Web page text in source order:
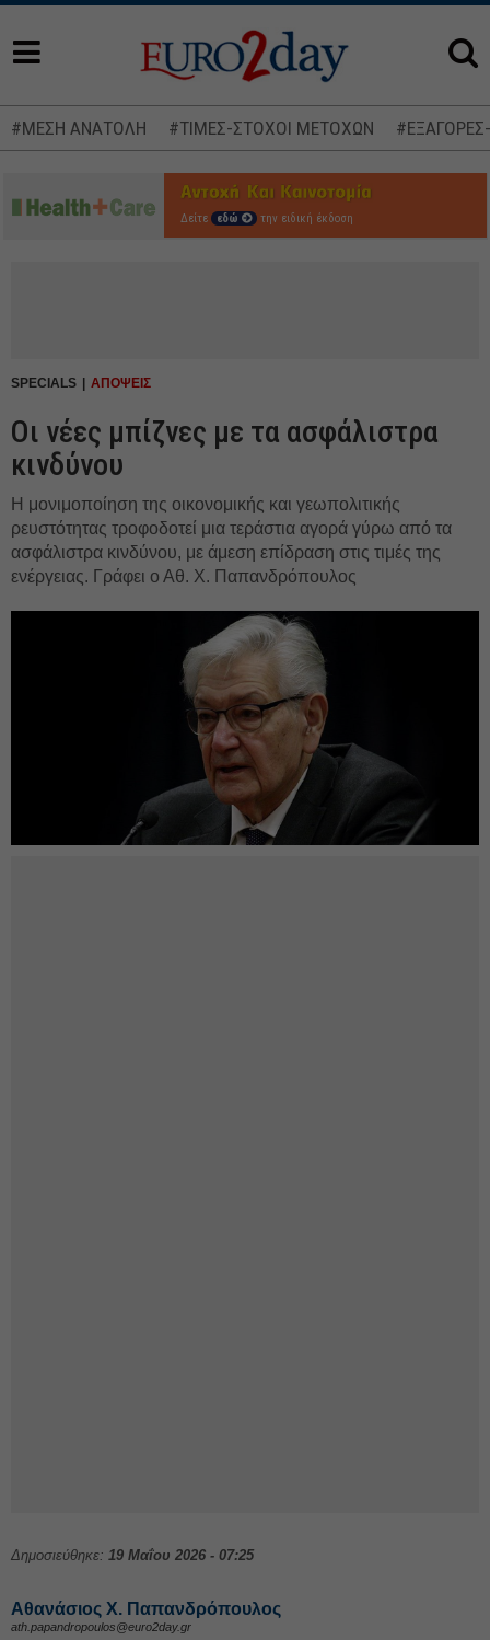
#ΜΕΣΗ ΑΝΑΤΟΛΗ #ΤΙΜΕΣ-ΣΤΟΧΟΙ ΜΕΤΟΧΩΝ
Δείτε εδώ την ειδική έκδοση
SPECIALS ΑΠΟΨΕΙΣ
Οι νέες μπίζνες με τα ασφάλιστρα
κινδύνου
Η μονιμοποίηση της οικονομικής και γεωπολιτικής
ρευστότητας τροφοδοτεί μια τεράστια αγορά γύρω από τα
ασφάλιστρα κινδύνου, με άμεση επίδραση στις τιμές της
ενέργειας. Γράφει ο Αθ. Χ. Παπανδρόπουλος
Δημοσιεύθηκε: 19 Μαΐου 2026 - 07:25
Αθανάσιος Χ. Παπανδρόπουλος
ath.papandropoulos@euro2day.gr